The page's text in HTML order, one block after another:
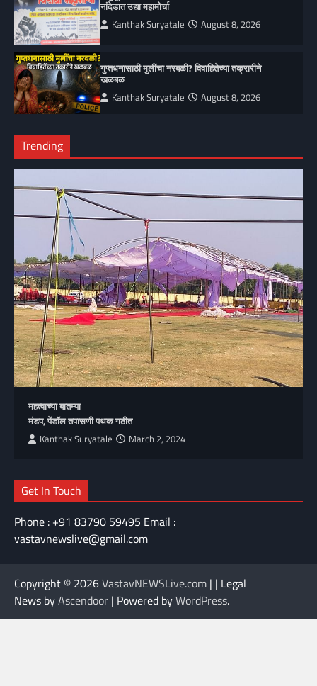
नांदेडात उद्या महामोर्चा
Kanthak Suryatale August 8, 2026
गुप्तधनासाठी मुलींचा नरबळी? विवाहितेच्या तक्रारीने
खळबळ
Kanthak Suryatale August 8, 2026
Trending
महत्वाच्या बातम्या
मंडप, पेंडॉल तपासणी पथक गठीत
Kanthak Suryatale March 2, 2024
Get In Touch
Phone : +91 83790 59495 Email :
vastavnewslive@gmail.com
Copyright © 2026VastavNEWSLive.com | | Legal
News byAscendoor | Powered byWordPress.